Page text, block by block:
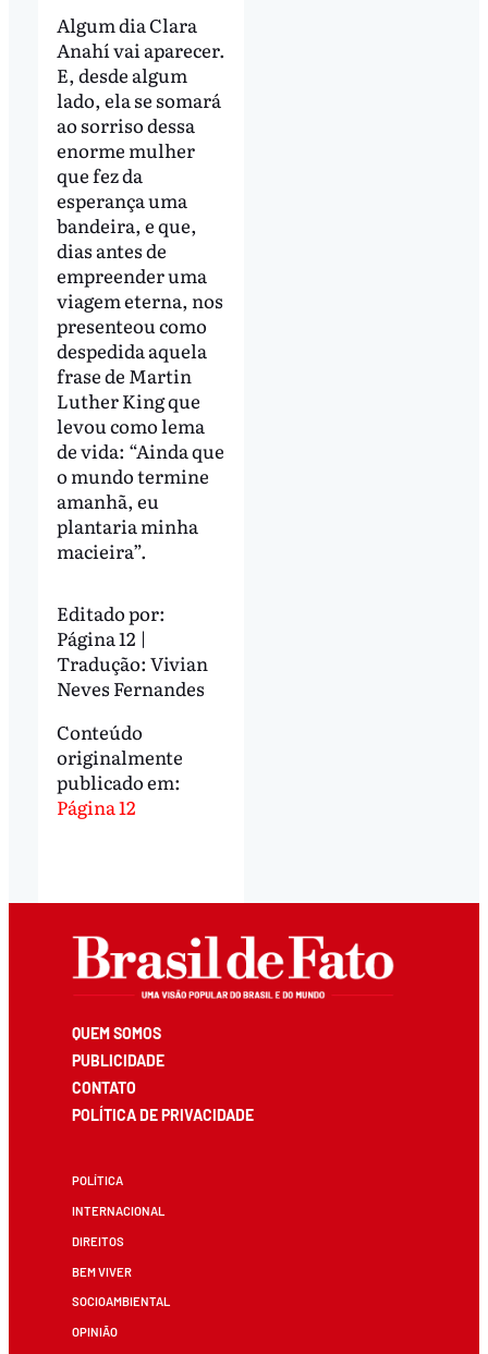
Algum dia Clara
Anahí vai aparecer.
E, desde algum
lado, ela se somará
ao sorriso dessa
enorme mulher
que fez da
esperança uma
bandeira, e que,
dias antes de
empreender uma
viagem eterna, nos
presenteou como
despedida aquela
frase de Martin
Luther King que
levou como lema
de vida: “Ainda que
o mundo termine
amanhã, eu
plantaria minha
macieira”.
Editado por:
Página 12 |
Tradução: Vivian
Neves Fernandes
Conteúdo
originalmente
publicado em:
Página 12
QUEM SOMOS
PUBLICIDADE
CONTATO
POLÍTICA DE PRIVACIDADE
POLÍTICA
INTERNACIONAL
DIREITOS
BEM VIVER
SOCIOAMBIENTAL
OPINIÃO